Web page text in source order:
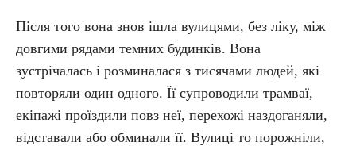
Після того вона знов ішла вулицями, без ліку, між
довгими рядами темних будинків. Вона
зустрічалась і розминалася з тисячами людей, які
повторяли один одного. Її супроводили трамваї,
екіпажі проїздили повз неї, перехожі наздоганяли,
відставали або обминали її. Вулиці то порожніли,